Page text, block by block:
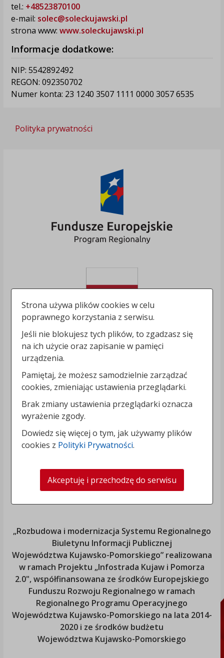
tel.: +48523870100
e-mail: solec@soleckujawski.pl
strona www: www.soleckujawski.pl
Informacje dodatkowe:
NIP: 5542892492
REGON: 092350702
Numer konta: 23 1240 3507 1111 0000 3057 6535
Polityka prywatności
„Rozbudowa i modernizacja Systemu Regionalnego
Biuletynu Informacji Publicznej
Województwa Kujawsko-Pomorskiego” realizowana
w ramach Projektu „Infostrada Kujaw i Pomorza
2.0", współfinansowana ze środków Europejskiego
Funduszu Rozwoju Regionalnego w ramach
Regionalnego Programu Operacyjnego
Województwa Kujawsko-Pomorskiego na lata 2014-
2020 i ze środków budżetu
Województwa Kujawsko-Pomorskiego
Strona używa plików cookies w celu
poprawnego korzystania z serwisu.
Jeśli nie blokujesz tych plików, to zgadzasz się
na ich użycie oraz zapisanie w pamięci
urządzenia.
Pamiętaj, że możesz samodzielnie zarządzać
cookies, zmieniając ustawienia przeglądarki.
Brak zmiany ustawienia przeglądarki oznacza
wyrażenie zgody.
Dowiedz się więcej o tym, jak używamy plików
cookies z Polityki Prywatności.
Akceptuję i przechodzę do serwisu